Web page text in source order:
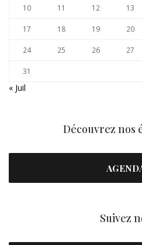
10 11 12 13
17 18 19 20
24 25 26 27
31
« Juil
Découvrez nos
Suivez